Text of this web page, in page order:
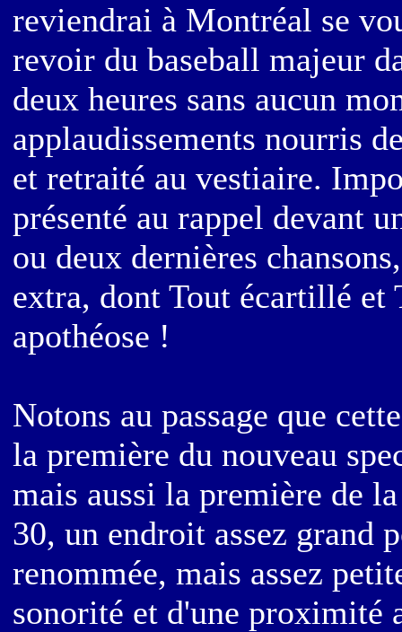
reviendrai à Montréal se
revoir du baseball majeur
deux heures sans aucun
applaudissements nourris
et retraité au vestiaire.
présenté au rappel devant
ou deux dernières
extra, dont Tout écartillé et
apothéose !
Notons au passage que
la première du nouveau
mais aussi la première de
30, un endroit assez grand
renommée, mais assez
sonorité et d'une proximité